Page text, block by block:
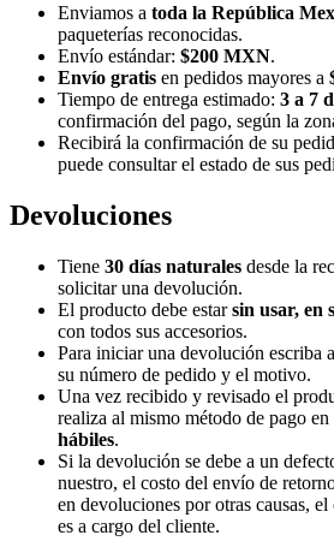
Enviamos a toda la República
paqueterías reconocidas.
Envío estándar: $200 MXN.
Envío gratis en pedidos mayores a
Tiempo de entrega estimado: 3 a 7
confirmación del pago, según la
Recibirá la confirmación de su
puede consultar el estado de sus
Devoluciones
Tiene 30 días naturales desde la
solicitar una devolución.
El producto debe estarsin usar, en
con todos sus accesorios.
Para iniciar una devolución escriba a
su número de pedido y el motivo.
Una vez recibido y revisado el
realiza al mismo método de pago
hábiles.
Si la devolución se debe a un
nuestro, el costo del envío de
en devoluciones por otras causas,
es a cargo del cliente.